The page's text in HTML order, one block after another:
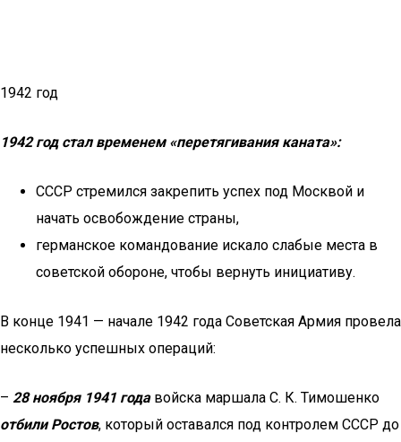
1942 год
1942 год стал временем «перетягивания каната»:
СССР стремился закрепить успех под Москвой и
начать освобождение страны,
германское командование искало слабые места в
советской обороне, чтобы вернуть инициативу.
В конце 1941 — начале 1942 года Советская Армия провела
несколько успешных операций:
– 28 ноября 1941 годавойска маршала С. К. Тимошенко
отбили Ростов, который оставался под контролем СССР до